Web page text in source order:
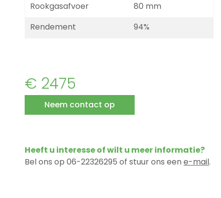
Rookgasafvoer
80 mm
Rendement
94%
€ 2475
Neem contact op
Heeft u interesse of wilt u meer informatie?
Bel ons op 06-22326295 of stuur ons een e-mail.